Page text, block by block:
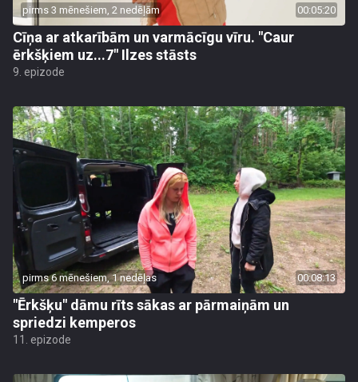
pirms 3 mēnešiem, 2 nedēļām 00:05:20
Cīņa ar atkarībām un varmācīgu vīru. "Caur
ērkšķiem uz...7" Ilzes stāsts
9. epizode
pirms 6 mēnešiem, 1 nedēļas 00:08:13
"Ērkšķu" dāmu rīts sākas ar pārmaiņām un
spriedzi kemperos
11. epizode